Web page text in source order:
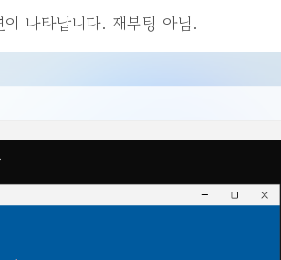
이 나타납니다. 재부팅 아님.